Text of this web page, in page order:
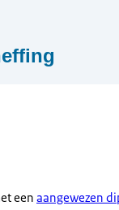
een aangewezen